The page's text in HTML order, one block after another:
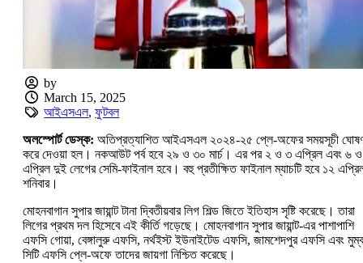
by
March 15, 2025
আইএসএল,ফুটবল
অলস্পোর্ট ডেস্ক: অতিপ্রত্যাশিত আইএসএল ২০২৪-২৫ প্লে-অফের সময়সূচী
করে দেওয়া হল। নকআউট পর্ব হবে ২৯ ও ৩০ মার্চ। এর পর ২ ও ৩ এপ্রিল এবং ৬
এপ্রিল দুই লেগের সেমি-ফাইনাল হবে। বহু প্রতীক্ষিত ফাইনাল ম্যাচটি হবে ১২
শনিবার।
মোহনবাগান সুপার জায়ান্ট টানা দ্বিতীয়বার লিগ শিল্ড জিতে ইতিহাস সৃষ্টি করেছে। তারা
লিগের প্রথম দল হিসেবে এই কীর্তি গড়েছে। মোহনবাগান সুপার জায়ান্ট-এর পাশাপাশি
এফসি গোয়া, বেঙ্গালুরু এফসি, নর্থইস্ট ইউনাইটেড এফসি, জামশেদপুর এফসি এবং
সিটি এফসি প্লে-অফে তাদের জায়গা নিশ্চিত করেছে।